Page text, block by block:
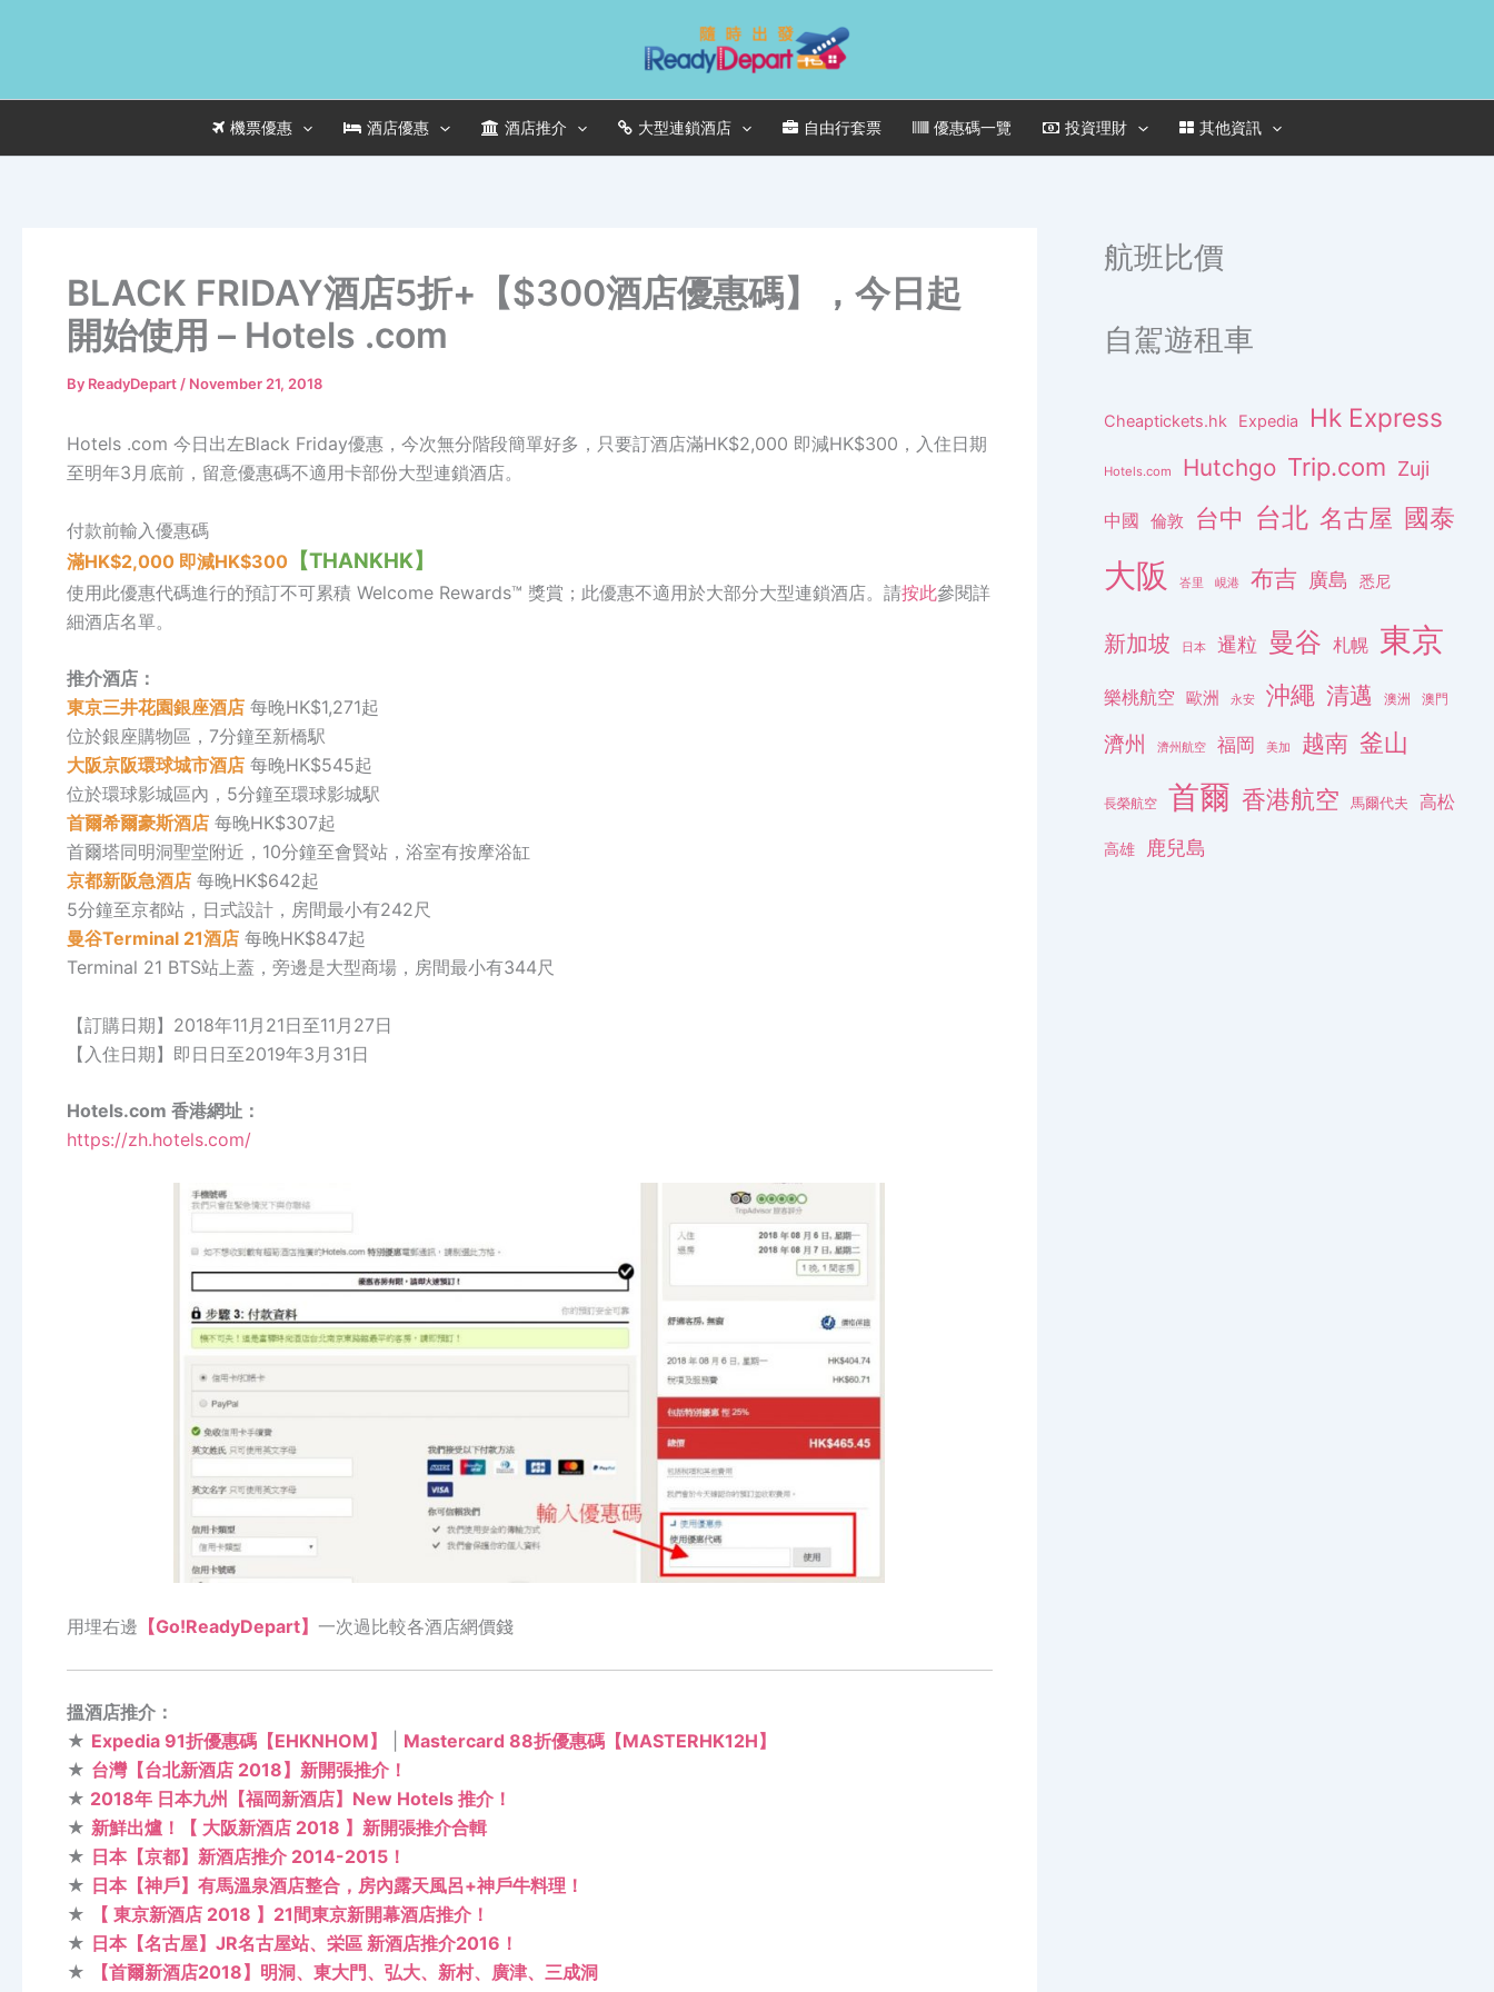
機票優惠 酒店優惠 酒店推介 大型連鎖酒店 自由行套票 優惠碼一覽 投資理財 其他資訊
BLACK FRIDAY酒店5折+【$300酒店優惠碼】，今日起
開始使用 – Hotels .com
By ReadyDepart / November 21, 2018
Hotels .com 今日出左Black Friday優惠，今次無分階段簡單好多，只要訂酒店滿HK$2,000 即減HK$300，入住日期
至明年3月底前，留意優惠碼不適用卡部份大型連鎖酒店。
付款前輸入優惠碼
滿HK$2,000 即減HK$300 【THANKHK】
使用此優惠代碼進行的預訂不可累積 Welcome Rewards™ 獎賞；此優惠不適用於大部分大型連鎖酒店。請按此參閱詳
細酒店名單。
推介酒店：
東京三井花園銀座酒店 每晚HK$1,271起
位於銀座購物區，7分鐘至新橋駅
大阪京阪環球城市酒店 每晚HK$545起
位於環球影城區內，5分鐘至環球影城駅
首爾希爾豪斯酒店 每晚HK$307起
首爾塔同明洞聖堂附近，10分鐘至會賢站，浴室有按摩浴缸
京都新阪急酒店 每晚HK$642起
5分鐘至京都站，日式設計，房間最小有242尺
曼谷Terminal 21酒店 每晚HK$847起
Terminal 21 BTS站上蓋，旁邊是大型商場，房間最小有344尺
【訂購日期】2018年11月21日至11月27日
【入住日期】即日日至2019年3月31日
Hotels.com 香港網址：
https://zh.hotels.com/
用埋右邊 【Go!ReadyDepart】 一次過比較各酒店網價錢
搵酒店推介：
★ Expedia 91折優惠碼【EHKNHOM】
Mastercard 88折優惠碼【MASTERHK12H】
★ 台灣【台北新酒店 2018】新開張推介！
★ 2018年 日本九州【福岡新酒店】New Hotels 推介！
★ 新鮮出爐！【 大阪新酒店 2018 】新開張推介合輯
★ 日本【京都】新酒店推介 2014-2015！
★ 日本【神戶】有馬溫泉酒店整合，房內露天風呂+神戶牛料理！
★
【 東京新酒店 2018 】21間東京新開幕酒店推介！
★ 日本【名古屋】JR名古屋站、栄區 新酒店推介2016！
★
【首爾新酒店2018】明洞、東大門、弘大、新村、廣津、三成洞
航班比價
自駕遊租車
Cheaptickets.hk Expedia Hk Express
Hotels.com Hutchgo Trip.com Zuji
中國 倫敦 台中 台北 名古屋 國泰
大阪 峇里 峴港 布吉 廣島 悉尼
新加坡 日本 暹粒 曼谷 札幌 東京
樂桃航空 歐洲 永安 沖繩 清邁 澳洲 澳門
濟州 濟州航空 福岡 美加 越南 釜山
長榮航空 首爾 香港航空 馬爾代夫 高松
高雄 鹿兒島